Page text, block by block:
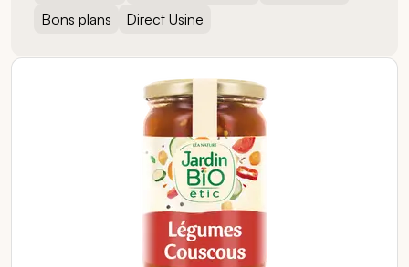
Bons plans
Direct Usine